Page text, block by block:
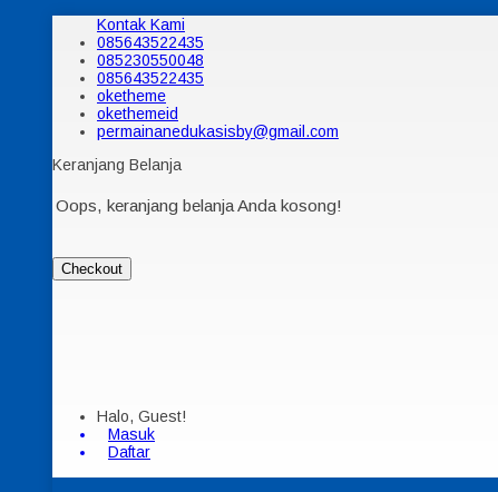
Kontak Kami
085643522435
085230550048
085643522435
oketheme
okethemeid
permainanedukasisby@gmail.com
Keranjang Belanja
Oops, keranjang belanja Anda kosong!
Checkout
Halo, Guest!
Masuk
Daftar